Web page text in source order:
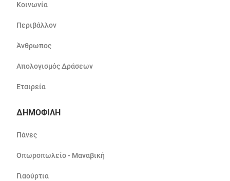
Κοινωνία
Περιβάλλον
Άνθρωπος
Απολογισμός Δράσεων
Εταιρεία
ΔΗΜΟΦΙΛΗ
Πάνες
Οπωροπωλείο - Μαναβική
Γιαούρτια